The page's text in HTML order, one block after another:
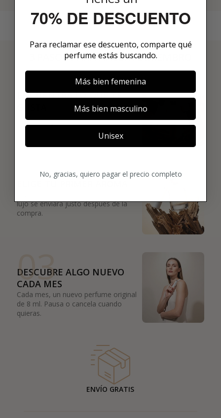
3 PASOS PARA HACERTE MIEMBRO
01
ENCUENTRA LO QUE TE
Explora más de 600 fragancias nicho y
añade tus favoritas directamente a tu
02
lujo se enviará justo después de la
compra.
03
DESCUBRE ALGO NUEVO
CADA MES
Cada mes, un nuevo perfume original
de 8 ml. Pausa o cancela cuando
quieras.
ENVÍO GRATIS
70% DE DESCUENTO
Para reclamar ese descuento, comparte qué
perfume estás buscando.
Más bien femenina
Más bien masculino
Unisex
No, gracias, quiero pagar el precio completo